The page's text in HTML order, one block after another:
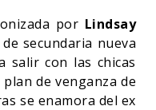
por Lindsay
secundaria nueva
salir con las chicas
de venganza de
se enamora del ex